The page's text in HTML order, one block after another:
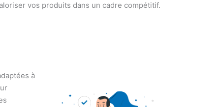
vos produits dans un cadre compétitif.
à